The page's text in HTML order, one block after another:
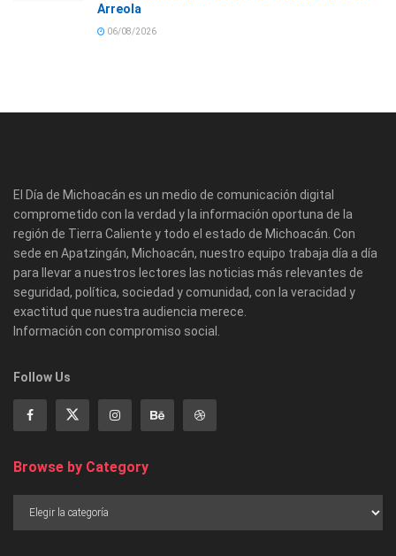
Arreola
06/08/2026
El Día de Michoacán es un medio de comunicación digital
comprometido con la verdad y la información oportuna de la
región de Tierra Caliente y todo el estado de Michoacán. Con
sede en Apatzingán, Michoacán, nuestro equipo trabaja día a día
para llevar a nuestros lectores las noticias más relevantes de
seguridad, política, sociedad y comunidad, con la veracidad y
exactitud que nuestra audiencia merece.
Información con compromiso social.
Follow Us
Browse by Category